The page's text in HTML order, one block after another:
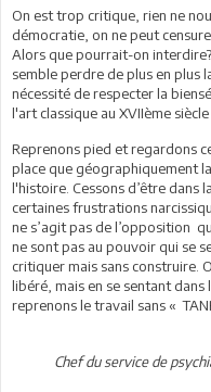
On est trop critique, rien ne
démocratie, on ne peut
Alors que pourrait-on
semble perdre de plus en plus
nécessité de respecter la
l'art classique au XVIIème siècle
Reprenons pied et regardons
place que géographiquement
l'histoire. Cessons d’être dans
certaines frustrations
ne s’agit pas de l’opposition
ne sont pas au pouvoir qui se
critiquer mais sans construire.
libéré, mais en se sentant
reprenons le travail sans «
Chef du service de